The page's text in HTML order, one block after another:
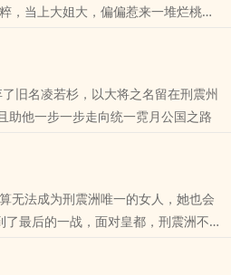
，当上大姐大，偏偏惹来一堆烂桃
旧名凌若杉，以大将之名留在刑震州
助他一步一步走向统一霓月公国之路
无法成为刑震洲唯一的女人，她也会
最后的一战，面对皇都，刑震洲不听